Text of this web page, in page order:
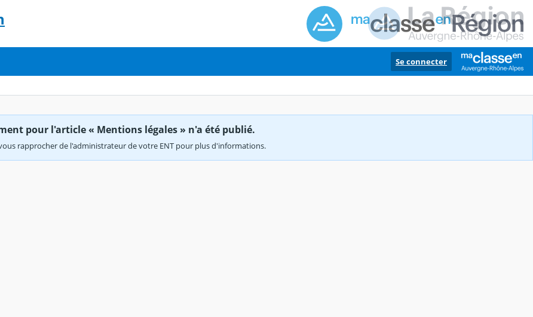
Se connecter
pour l'article « Mentions légales » n'a été publié.
rapprocher de l'administrateur de votre ENT pour plus d'informations.